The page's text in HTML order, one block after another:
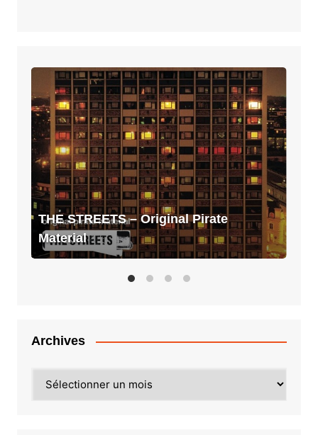
THE STREETS – Original Pirate
Material
STREETS
–
Original
Pirate
Material
Archives